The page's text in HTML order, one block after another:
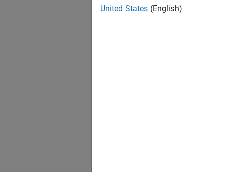
United States (English)